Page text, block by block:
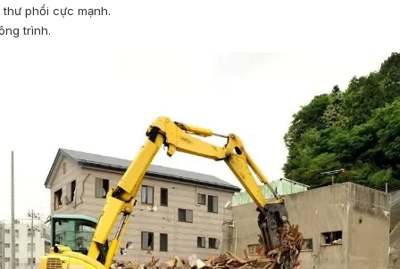
phổi cực mạnh.
trình.